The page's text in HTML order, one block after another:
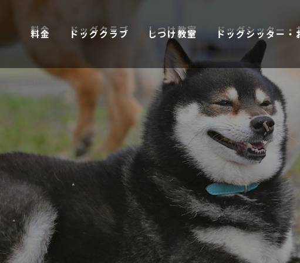
料金 ドッグクラブ しつけ教室 ドッグシッター・
料金 ドッグクラブ しつけ教室 ドッグシッター・